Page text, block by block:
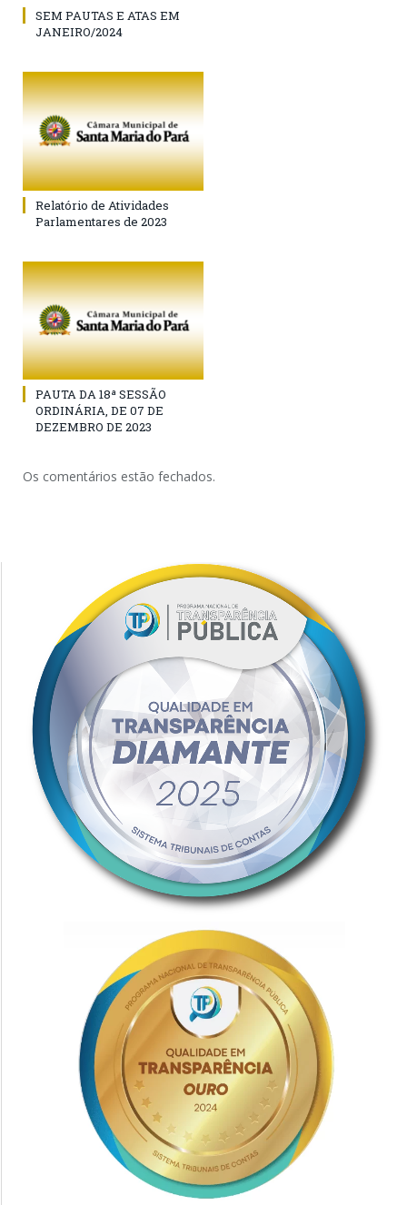
SEM PAUTAS E ATAS EM
JANEIRO/2024
Relatório de Atividades
Parlamentares de 2023
PAUTA DA 18ª SESSÃO
ORDINÁRIA, DE 07 DE
DEZEMBRO DE 2023
Os comentários estão fechados.